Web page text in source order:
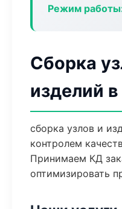
Режим
Сборка
изделий
сборка узлов и
контролем
Принимаем КД
оптимизировать